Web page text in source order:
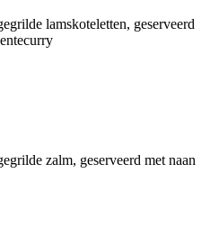
lamskoteletten, geserveerd
zalm, geserveerd met naan